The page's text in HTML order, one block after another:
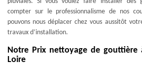
compter sur le professionnalisme de nos
pouvons nous déplacer chez vous aussitôt
travaux d’installation.
Notre Prix nettoyage de gouttière
Loire